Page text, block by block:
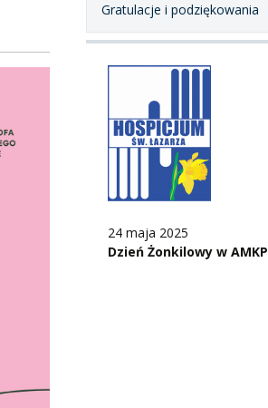
Gratulacje i podziękowania
24 maja 2025
Dzień Żonkilowy w AMKP